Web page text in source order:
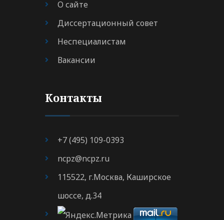
О сайте
Диссертационный совет
Неспециалистам
Вакансии
Контакты
+7 (495) 109-0393
ncpz@ncpz.ru
115522, г.Москва, Каширское
шоссе, д.34